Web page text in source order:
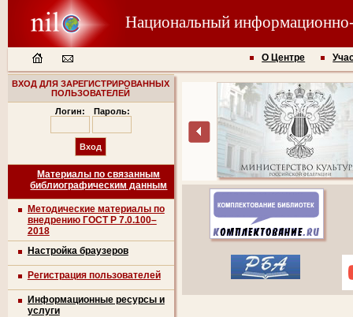
Национальный
О Центре
ВХОД ДЛЯ ЗАРЕГИСТРИРОВАННЫХ
ПОЛЬЗОВАТЕЛЕЙ
Логин:
Пароль:
Материалы по связанным
библиографическим данным
Методические материалы по
внедрению ГОСТ Р 7.0.100–
2018
Настройка браузеров
Регистрация пользователей
Информационные ресурсы и
услуги